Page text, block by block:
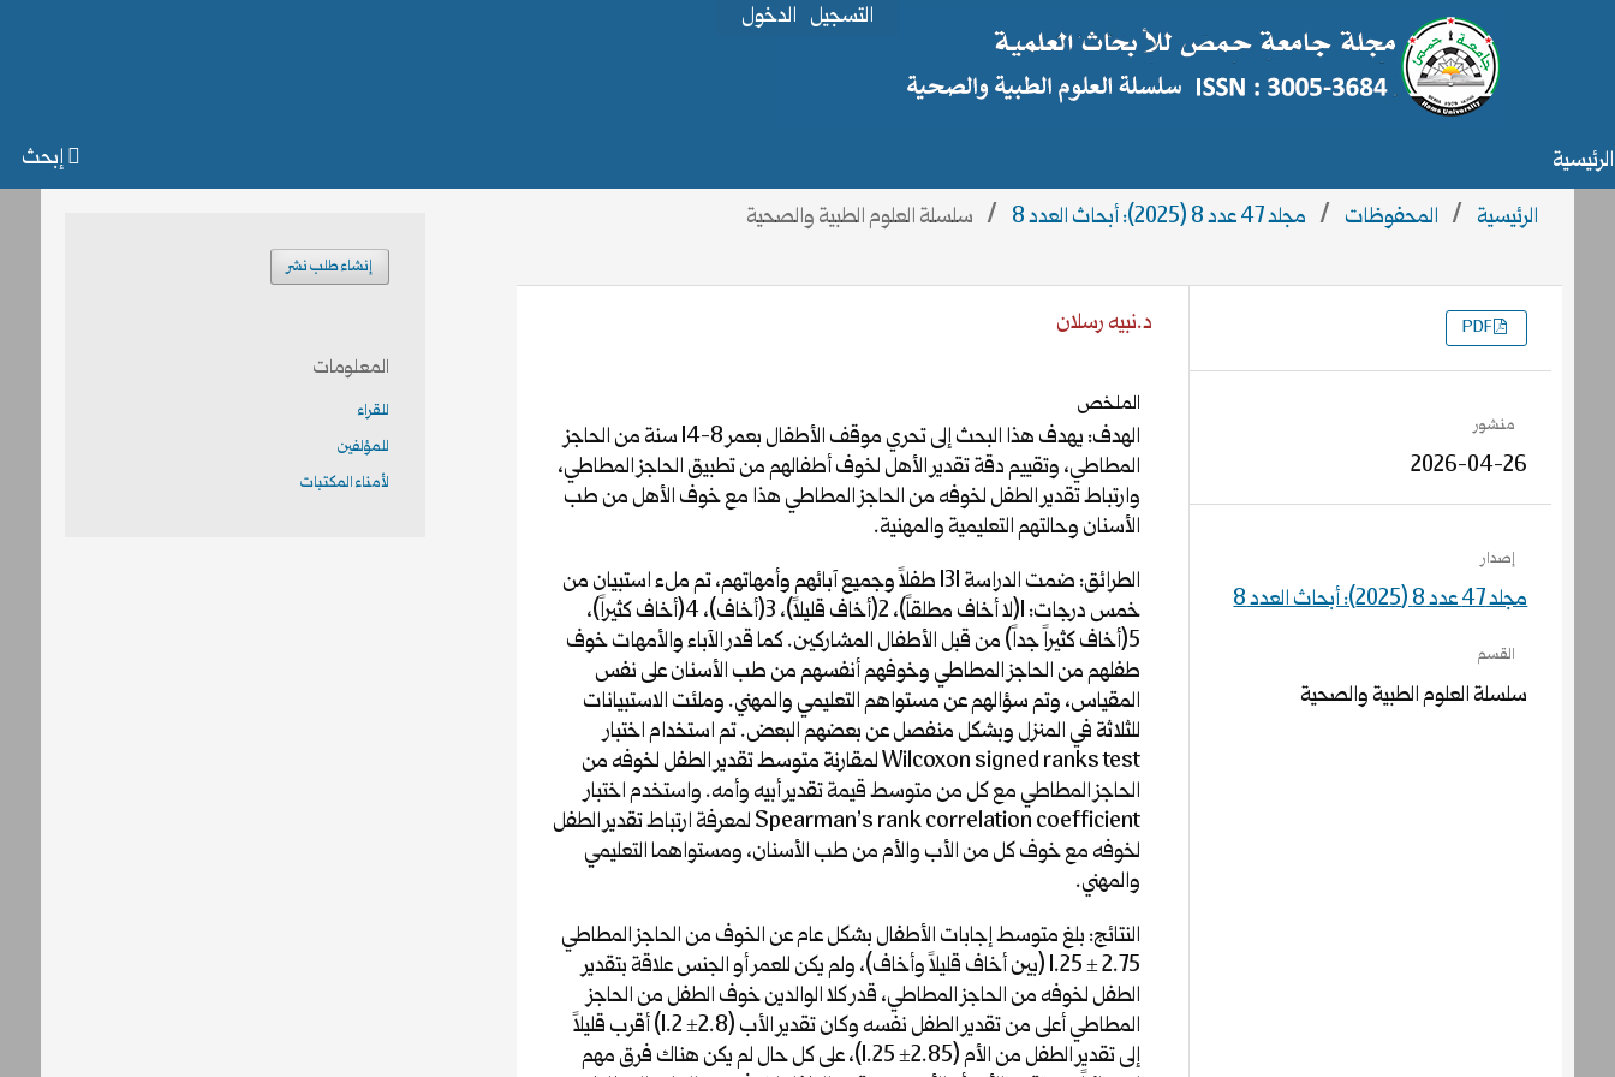
الرئيسية إبحث
التسجيل الدخول
الرئيسية / المحفوظات / مجلد 47 عدد 8 (2025): أبحاث العدد 8 / سلسلة العلوم الطبية والصحية
د.نبيه رسلان
الملخص
الهدف:
يهدف هذا البحث إلى تحري موقف الأطفال بعمر 8-14 سنة من الحاجز
المطاطي، وتقييم دقة تقدير الأهل لخوف أطفالهم من تطبيق الحاجز المطاطي،
وارتباط تقدير الطفل لخوفه من الحاجز المطاطي هذا مع خوف الأهل من طب
الأسنان وحالتهم التعليمية والمهنية.
الطرائق:
ضمت الدراسة 131 طفلاً وجميع آبائهم وأمهاتهم، تم ملء استبيان من
خمس درجات: 1(لا أخاف مطلقاً)، 2(أخاف قليلاً)، 3(أخاف)، 4(أخاف كثيراً)،
5(أخاف كثيراً جداً) من قبل الأطفال المشاركين. كما قدر الآباء والأمهات خوف
طفلهم من الحاجز المطاطي وخوفهم أنفسهم من طب الأسنان على نفس
المقياس، وتم سؤالهم عن مستواهم التعليمي والمهني. وملئت الاستبيانات
للثلاثة في المنزل وبشكل منفصل عن بعضهم البعض. تم استخدام اختبار
Wilcoxon signed ranks test لمقارنة متوسط تقدير الطفل لخوفه من
الحاجز المطاطي مع كل من متوسط قيمة تقدير أبيه وأمه. واستخدم اختبار
Spearman’s rank correlation coefficient لمعرفة ارتباط تقدير الطفل
لخوفه مع خوف كل من الأب والأم من طب الأسنان، ومستواهما التعليمي
والمهني.
النتائج: بلغ متوسط إجابات الأطفال بشكل عام عن الخوف من الحاجز المطاطي
2.75 ± 1.25 (بين أخاف قليلاً وأخاف)، ولم يكن للعمر أو الجنس علاقة بتقدير
الطفل لخوفه من الحاجز المطاطي، قدر كلا الوالدين خوف الطفل من الحاجز
المطاطي أعلى من تقدير الطفل نفسه وكان تقدير الأب (2.8± 1.2) أقرب قليلاً
إلى تقدير الطفل من الأم (2.85± 1.25)، على كل حال لم يكن هناك فرق مهم
التنزيلات
PDF
منشور
2026-04-26
إصدار
مجلد 47 عدد 8 (2025): أبحاث العدد 8
القسم
سلسلة العلوم الطبية والصحية
إنشاء طلب نشر
المعلومات
للقراء
للمؤلفين
لأمناء المكتبات